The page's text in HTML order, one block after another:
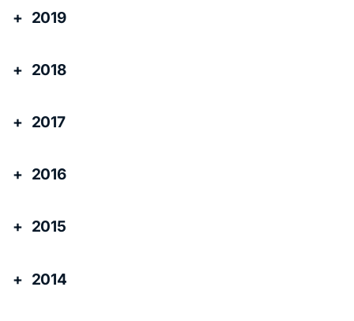
2019
2018
2017
2016
2015
2014